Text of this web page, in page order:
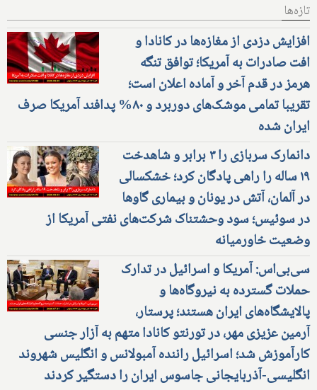
تازه‌ها
افزایش دزدی از مغازه‌ها در کانادا و
افت صادرات به آمریکا؛ توافق تنگه
هرمز در قدم آخر و آماده اعلان است؛
تقریبا تمامی موشک‌های دوربرد و ۸۰% پدافند آمریکا صرف
ایران شده
دانمارک سربازی را ۳ برابر و شاهدخت
۱۹ ساله را راهی پادگان کرد؛ خشکسالی
در آلمان، آتش در یونان و بیماری گاوها
در سوئیس؛ سود وحشتناک شرکت‌های نفتی آمریکا از
وضعیت خاورمیانه
سی‌بی‌اس: آمریکا و اسرائیل در تدارک
حملات گسترده به نیروگاه‌ها و
پالایشگاه‌های ایران هستند؛ پرستار،
آرمین عزیزی مهر، در تورنتو کانادا متهم به آزار جنسی
کارآموزش شد؛ اسرائیل راننده آمبولانس و انگلیس شهروند
انگلیسی-آذربایجانی جاسوس ایران را دستگیر کردند